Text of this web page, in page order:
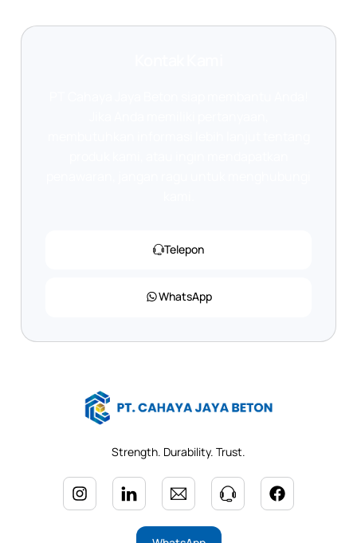
Telepon
WhatsApp
Strength. Durability. Trust.